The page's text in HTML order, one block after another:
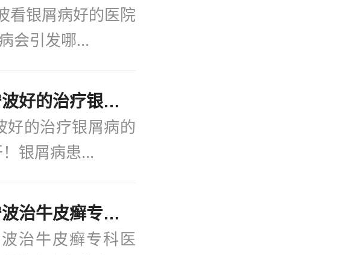
看银屑病好的医院
会引发哪...
“公开发布”宁波好的治疗银屑病的医院_实时公开！银屑病患者能吃菠萝蜜吗？
好的治疗银屑病的
银屑病患...
官方发布：宁波治牛皮癣专科医院-在线更新：得牛皮癣有什么忌口的吗？
治牛皮癣专科医